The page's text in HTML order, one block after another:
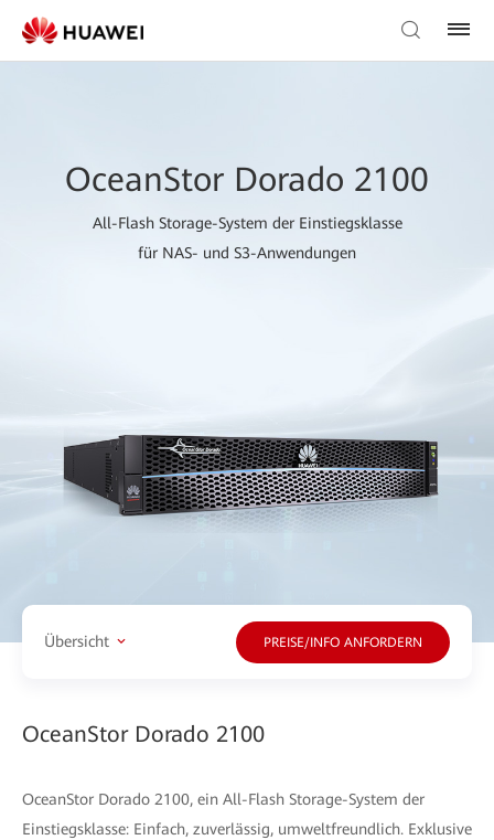
OceanStor Dorado 2100
All-Flash Storage-System der Einstiegsklasse
für NAS- und S3-Anwendungen
Übersicht PREISE/INFO ANFORDERN
OceanStor Dorado 2100
OceanStor Dorado 2100, ein All-Flash Storage-System der
Einstiegsklasse: Einfach, zuverlässig, umweltfreundlich. Exklusive